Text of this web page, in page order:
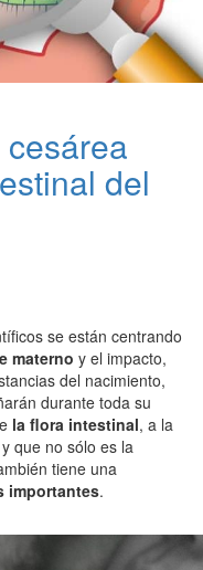
del
se están centrando
materno y el impacto,
del nacimiento,
durante toda su
la flora intestinal, a la
que no sólo es la
tiene una
importantes.